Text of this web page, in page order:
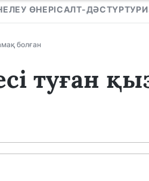
ӨНЕРІСАЛТ-ДӘСТҮР
болған
туған